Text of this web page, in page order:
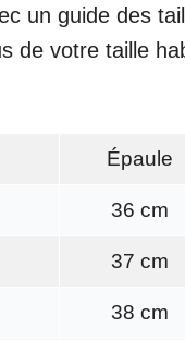
un guide des
de votre taille
Épaule
36 cm
37 cm
38 cm